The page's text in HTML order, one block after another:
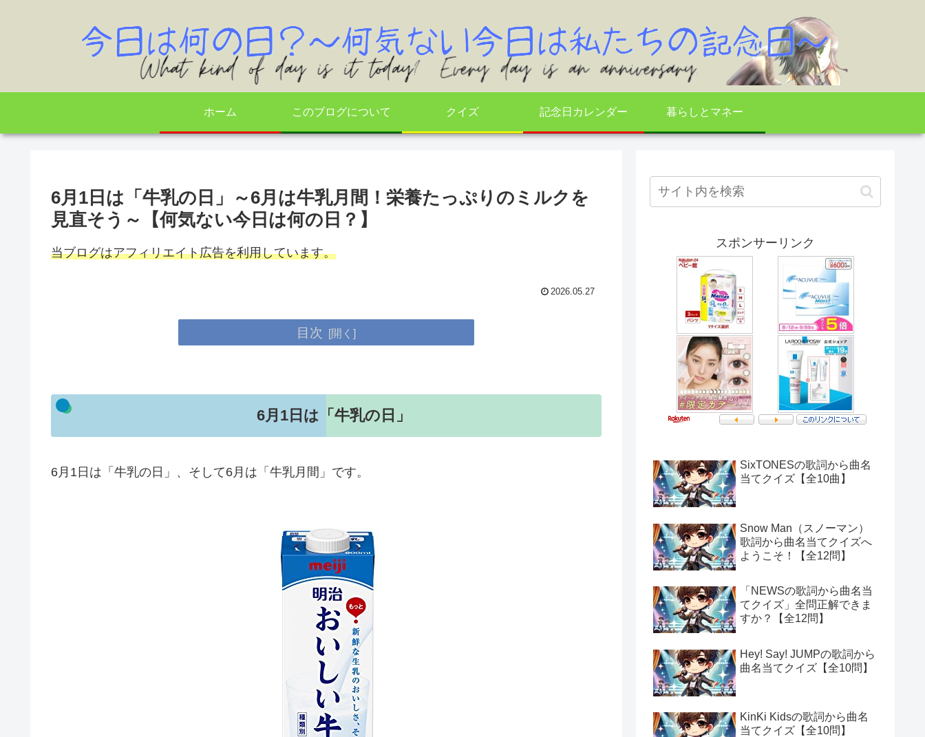
ホーム このブログについて クイズ 記念日カレンダー 暮らしとマネー
6月1日は「牛乳の日」～6月は牛乳月間！栄養たっぷりのミルクを
見直そう～【何気ない今日は何の日？】
当ブログはアフィリエイト広告を利用しています。
2026.05.27
目次
6月1日は「牛乳の日」
6月1日は「牛乳の日」、そして6月は「牛乳月間」です。
スポンサーリンク
SixTONESの歌詞から曲名
当てクイズ【全10曲】
Snow Man（スノーマン）
歌詞から曲名当てクイズへ
ようこそ！【全12問】
「NEWSの歌詞から曲名当
てクイズ」全問正解できま
すか？【全12問】
Hey! Say! JUMPの歌詞から
曲名当てクイズ【全10問】
KinKi Kidsの歌詞から曲名
当てクイズ【全10問】